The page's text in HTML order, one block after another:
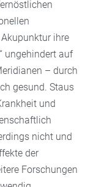
ihre
ungehindert auf
– durch
gesund. Staus
und
nicht und
der
Forschungen